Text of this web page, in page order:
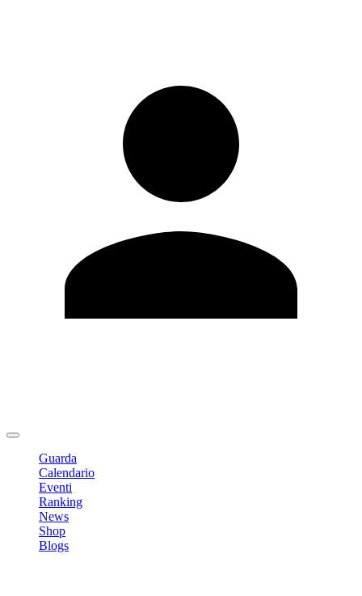
Guarda
Calendario
Eventi
Ranking
News
Shop
Blogs